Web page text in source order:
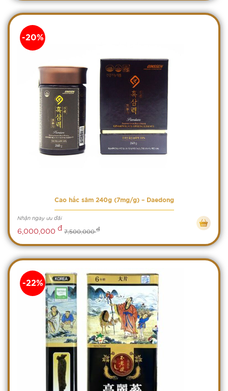
Cao hắc sâm 240g (7mg/g) – Daedong
Nhận ngay ưu đãi
6,000,000 đ 7,500,000đ
-20%
-22%